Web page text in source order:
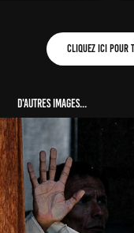
Cliquez ici pour
D'autres images...